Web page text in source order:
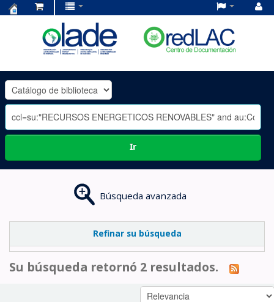
OLADE
-
Ir
Búsqueda avanzada
Refinar su búsqueda
Su búsqueda retornó 2 resultados.